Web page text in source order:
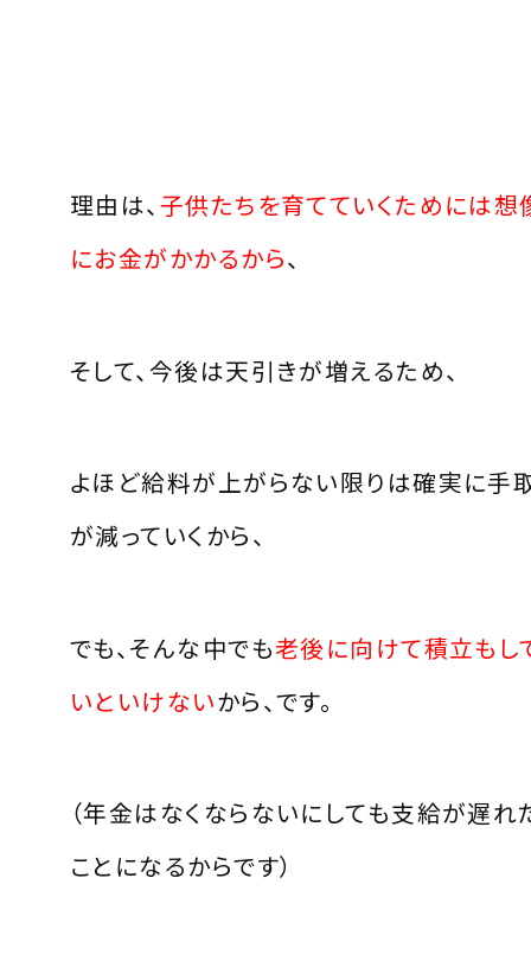
理由は、子供たちを育てていくためには想
にお金がかかるから、
そして、今後は天引きが増えるため、
よほど給料が上がらない限りは確実に手
が減っていくから、
でも、そんな中でも老後に向けて積立もし
いといけないから、です。
（年金はなくならないにしても支給が遅れ
ことになるからです）